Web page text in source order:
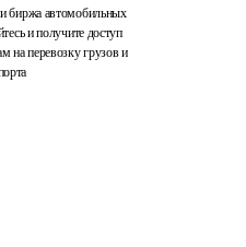
биржа автомобильных
и получите доступ
на перевозку грузов и